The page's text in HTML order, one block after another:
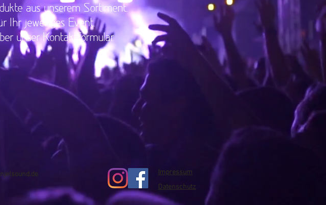
aus unserem Sortiment.
Ihr jeweiliges Event.
unser Kontaktformular.
Impressum
Datenschutz